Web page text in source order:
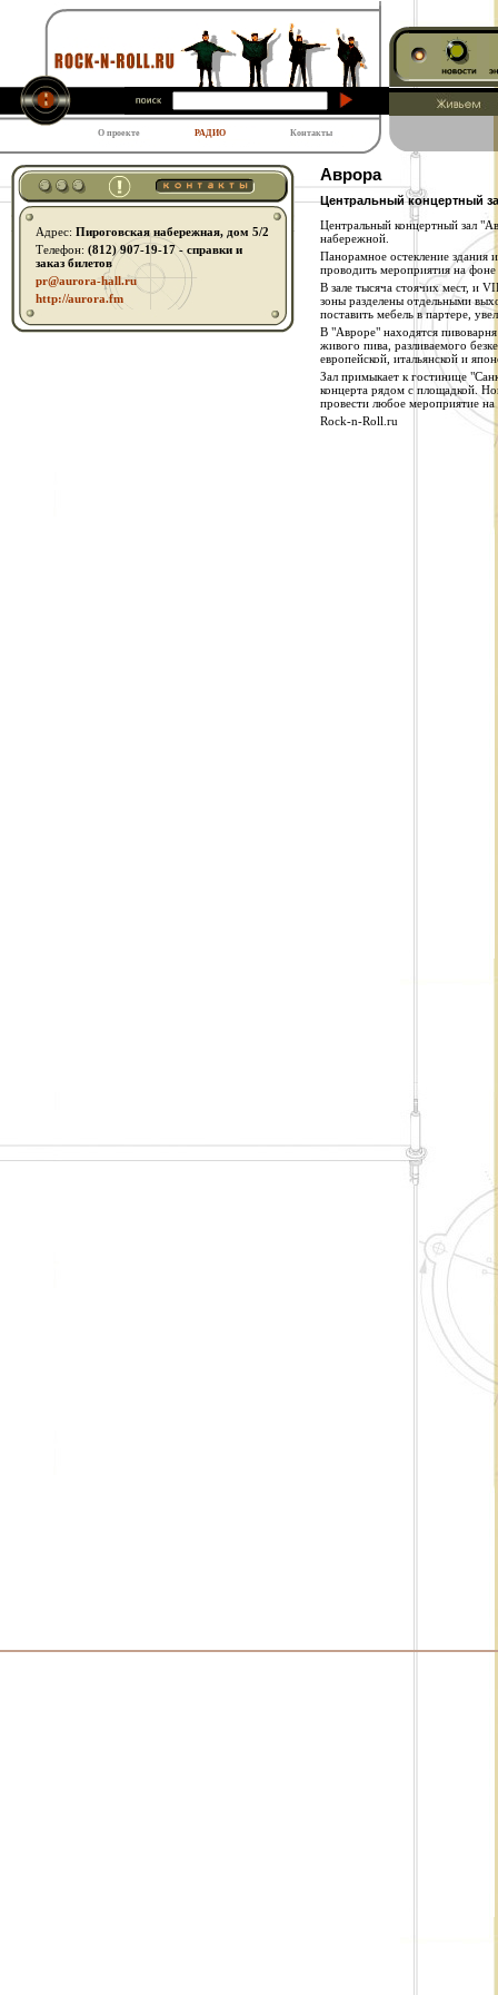
О проекте РАДИО Контакты
Адрес: Пироговская набережная, дом 5/2
Телефон: (812) 907-19-17 - справки и
заказ билетов
pr@aurora-hall.ru
http:// aurora.fm
Аврора
Центральный концертный
Центральный концертный зал
набережной.
Панорамное остекление здания
проводить мероприятия на
В зале тысяча стоячих мест, и
зоны разделены отдельными
поставить мебель в партере,
В "Авроре" находятся
живого пива, разливаемого
европейской, итальянской и
Зал примыкает к гостинице
концерта рядом с площадкой.
провести любое мероприятие
Rock-n-Roll.ru